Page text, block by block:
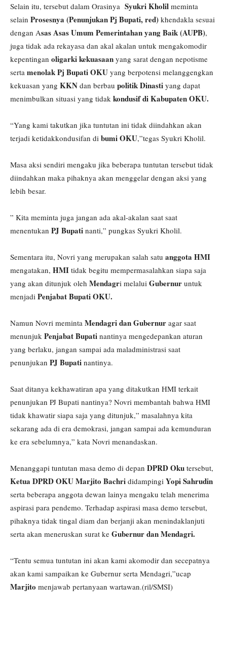
Selain itu, tersebut dalam Orasinya Syukri Kholil meminta
selain Prosesnya (Penunjukan Pj Bupati, red) khendakla sesuai
dengan Asas Asas Umum Pemerintahan yang Baik (AUPB),
juga tidak ada rekayasa dan akal akalan untuk mengakomodir
kepentingan oligarki kekuasaan yang sarat dengan nepotisme
serta menolak Pj Bupati OKU yang berpotensi melanggengkan
kekuasan yang KKN dan berbau politik Dinasti yang dapat
menimbulkan situasi yang tidak kondusif di Kabupaten OKU.
“Yang kami takutkan jika tuntutan ini tidak diindahkan akan
terjadi ketidakkondusifan di bumi OKU,”tegas Syukri Kholil.
Masa aksi sendiri mengaku jika beberapa tuntutan tersebut tidak
diindahkan maka pihaknya akan menggelar dengan aksi yang
lebih besar.
” Kita meminta juga jangan ada akal-akalan saat saat
menentukan PJ Bupati nanti,” pungkas Syukri Kholil.
Sementara itu, Novri yang merupakan salah satu anggota HMI
mengatakan, HMI tidak begitu mempermasalahkan siapa saja
yang akan ditunjuk oleh Mendagri melalui Gubernur untuk
menjadi Penjabat Bupati OKU.
Namun Novri meminta Mendagri dan Gubernur agar saat
menunjuk Penjabat Bupati nantinya mengedepankan aturan
yang berlaku, jangan sampai ada maladministrasi saat
penunjukan PJ Bupati nantinya.
Saat ditanya kekhawatiran apa yang ditakutkan HMI terkait
penunjukan PJ Bupati nantinya? Novri membantah bahwa HMI
tidak khawatir siapa saja yang ditunjuk,” masalahnya kita
sekarang ada di era demokrasi, jangan sampai ada kemunduran
ke era sebelumnya,” kata Novri menandaskan.
Menanggapi tuntutan masa demo di depan DPRD Oku tersebut,
Ketua DPRD OKU Marjito Bachri didampingi Yopi Sahrudin
serta beberapa anggota dewan lainya mengaku telah menerima
aspirasi para pendemo. Terhadap aspirasi masa demo tersebut,
pihaknya tidak tingal diam dan berjanji akan menindaklanjuti
serta akan meneruskan surat ke Gubernur dan Mendagri.
“Tentu semua tuntutan ini akan kami akomodir dan secepatnya
akan kami sampaikan ke Gubernur serta Mendagri,”ucap
Marjito menjawab pertanyaan wartawan.(ril/SMSI)